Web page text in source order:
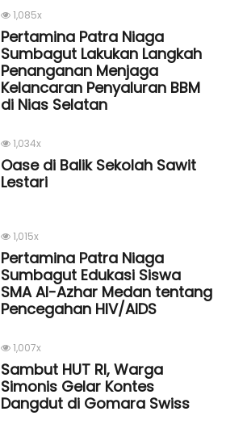
1,085x
Pertamina Patra Niaga
Sumbagut Lakukan Langkah
Penanganan Menjaga
Kelancaran Penyaluran BBM
di Nias Selatan
1,034x
Oase di Balik Sekolah Sawit
Lestari
1,015x
Pertamina Patra Niaga
Sumbagut Edukasi Siswa
SMA Al-Azhar Medan tentang
Pencegahan HIV/AIDS
1,007x
Sambut HUT RI, Warga
Simonis Gelar Kontes
Dangdut di Gomara Swiss